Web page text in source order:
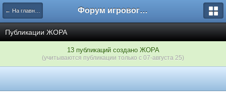
← На главную Форум игрового проекта Riverrise
Публикации ЖОРА
13 публикаций создано ЖОРА
(учитываются публикации только с 07-августа 25)